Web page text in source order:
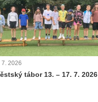
7. 2026
tábor 13. – 17. 7. 2026